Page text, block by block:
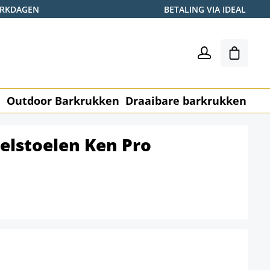
BETALING VIA IDEAL
Outdoor Barkrukken Draaibare barkrukken
Ken Pro